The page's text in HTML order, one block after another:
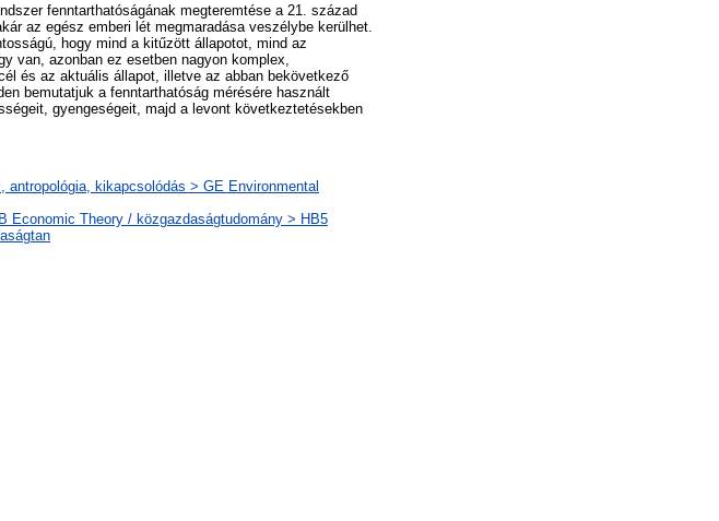
fenntarthatóságának megteremtése a 21. század
az egész emberi lét megmaradása veszélybe kerülhet.
hogy mind a kitűzött állapotot, mind az
van, azonban ez esetben nagyon komplex,
és az aktuális állapot, illetve az abban bekövetkező
bemutatjuk a fenntarthatóság mérésére használt
gyengeségeit, majd a levont következtetésekben
antropológia, kikapcsolódás > GE Environmental
Economic Theory / közgazdaságtudomány > HB5